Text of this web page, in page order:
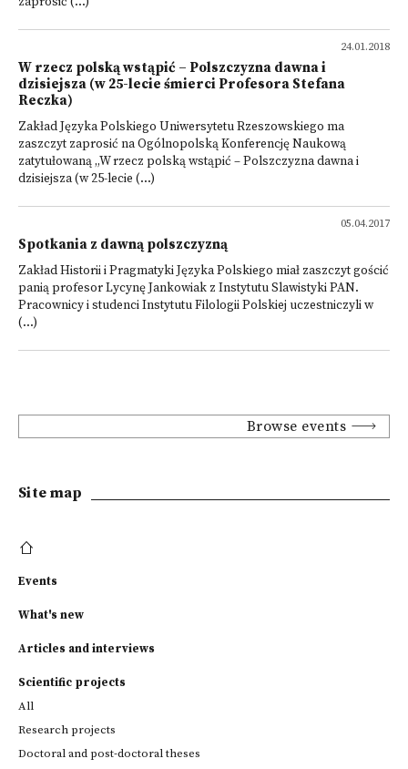
24.01.2018
W rzecz polską wstąpić – Polszczyzna dawna i
dzisiejsza (w 25-lecie śmierci Profesora Stefana
Reczka)
Zakład Języka Polskiego Uniwersytetu Rzeszowskiego ma
zaszczyt zaprosić na Ogólnopolską Konferencję Naukową
zatytułowaną „W rzecz polską wstąpić – Polszczyzna dawna i
dzisiejsza (w 25-lecie (...)
05.04.2017
Spotkania z dawną polszczyzną
Zakład Historii i Pragmatyki Języka Polskiego miał zaszczyt gościć
panią profesor Lycynę Jankowiak z Instytutu Slawistyki PAN.
Pracownicy i studenci Instytutu Filologii Polskiej uczestniczyli w
(...)
Browse events
Site map
Events
What's new
Articles and interviews
Scientific projects
All
Research projects
Doctoral and post-doctoral theses